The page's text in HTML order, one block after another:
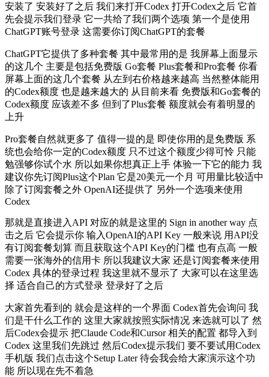
安装了 安装好了之后 我们来打开Codex 打开Codex之后 它首
先会提示我们登录 它一共给了我们两个选项 第一个是使用
ChatGPT账号登录 这需要你订阅ChatGPT的套餐
ChatGPT它提供了多种套餐 其中最常用的是 我屏幕上面显示
的这几个 主要是包括免费版 Go套餐 Plus套餐和Pro套餐 你看
屏幕上面的这几个套餐 从左到右价格越来越高 当然整体能用
的Codex额度 也是越来越大的 从目前来看 免费版和Go套餐的
Codex额度 应该差不多 但到了Plus套餐 额度就会有着明显的
上升
Pro套餐自然就更多了 值得一提的是 即使你用的是免费版 系
统也会给你一定的Codex额度 只不过这个额度少得可怜 只能
勉强够你试个水 所以如果你想真正上手 体验一下它的能力 我
建议你先订阅Plus这个Plan 它是20美元一个月 可用量比较适中
除了订阅套餐之外 OpenAI还提供了 另外一个选项来使用
Codex
那就是直接进入API 对应的就是这里的 Sign in another way 点
击之后 它会提示你 输入OpenAI的API Key 一般来说 用API没
有订阅套餐划算 而且获取这个API Key的门槛 也有点高 一般
需要一张海外的信用卡 所以我建议大家 还是订阅套餐来使用
Codex 具体的登录过程 我这里就不显示了 大家可以在这里选
择 适合自己的方式登录 登录好了之后
大家首先看到的 就会是这样的一个界面 Codex首先会询问 我
们是干什么工作的 这里大家就按照实际情况 来选就可以了 然
后Codex会提示 把Claude Code和Cursor 相关的配置 都导入到
Codex 这里我们先跳过 然后Codex提示我们 要不要试用Codex
手机版 我们点击这个Setup Later 待会我会给大家演示这个功
能 所以现在先不着急